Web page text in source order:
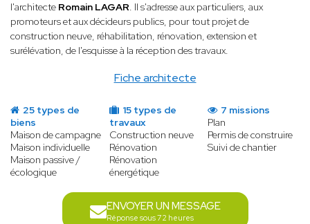
Fiche architecte
l'architecte Romain LAGAR. Il s'adresse aux particuliers, aux
promoteurs et aux décideurs publics, pour tout projet de
construction neuve, réhabilitation, rénovation, extension et
surélévation, de l'esquisse à la réception des travaux.
25 types de
biens
Maison de campagne
Maison individuelle
Maison passive /
écologique
15 types de
travaux
Construction neuve
Rénovation
Rénovation
énergétique
7 missions
Plan
Permis de construire
Suivi de chantier
ENVOYER UN MESSAGE
Réponse sous 72 heures